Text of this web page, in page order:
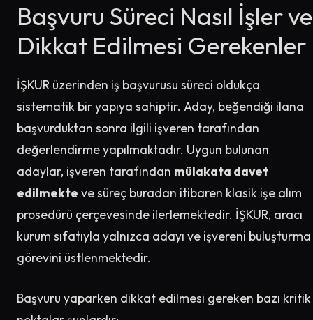
Başvuru Süreci Nasıl İşler ve
Dikkat Edilmesi Gerekenler
İŞKUR üzerinden iş başvurusu süreci oldukça
sistematik bir yapıya sahiptir. Aday, beğendiği ilana
başvurduktan sonra ilgili işveren tarafından
değerlendirme yapılmaktadır. Uygun bulunan
adaylar, işveren tarafından mülakata davet
edilmekte ve süreç buradan itibaren klasik işe alım
prosedürü çerçevesinde ilerlemektedir. İŞKUR, aracı
kurum sıfatıyla yalnızca adayı ve işvereni buluşturma
görevini üstlenmektedir.
Başvuru yaparken dikkat edilmesi gereken bazı kritik